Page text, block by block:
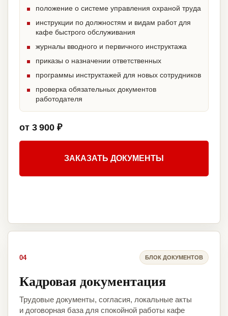
положение о системе управления охраной труда
инструкции по должностям и видам работ для
кафе быстрого обслуживания
журналы вводного и первичного инструктажа
приказы о назначении ответственных
программы инструктажей для новых сотрудников
проверка обязательных документов
работодателя
от 3 900 ₽
ЗАКАЗАТЬ ДОКУМЕНТЫ
04 БЛОК ДОКУМЕНТОВ
Кадровая документация
Трудовые документы, согласия, локальные акты
и договорная база для спокойной работы кафе